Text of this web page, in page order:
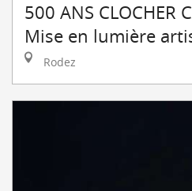
500 ANS CLOCHER
Mise en lumière
Rodez